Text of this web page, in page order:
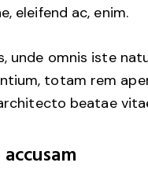
eleifend ac, enim.
unde omnis iste
totam rem
beatae